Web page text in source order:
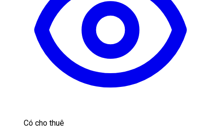
Có cho thuê